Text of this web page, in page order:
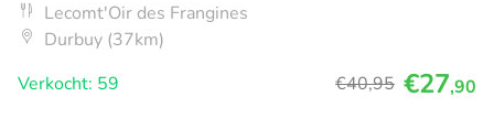
Lecomt'Oir des Frangines
Durbuy (37km)
Verkocht: 59
€40,95 €27,90